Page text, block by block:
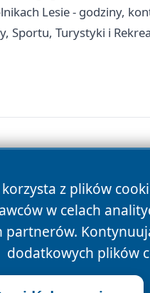
Lesie - godziny,
Sportu, Turystyki i
z plików
w celach
partnerów.
dodatkowych plików